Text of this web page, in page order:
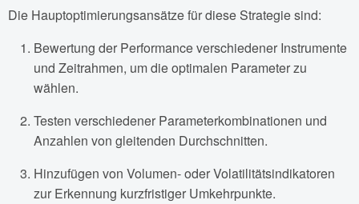
Die Hauptoptimierungsansätze für diese Strategie sind:
Bewertung der Performance verschiedener Instrumente
und Zeitrahmen, um die optimalen Parameter zu
wählen.
Testen verschiedener Parameterkombinationen und
Anzahlen von gleitenden Durchschnitten.
Hinzufügen von Volumen- oder Volatilitätsindikatoren
zur Erkennung kurzfristiger Umkehrpunkte.